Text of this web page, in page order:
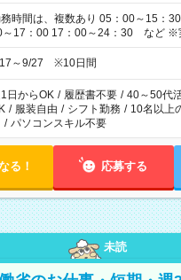
時間は、複数あり 05：00～15：
～17：00 17：00～24：30 など ※
す。 【休憩】60分+他休憩あり 交替で取得します。
面に配慮しこまめな休憩があります
～9/27 ※10日間
日からOK / 履歴書不要 / 40～50代
/ 服装自由 / シフト勤務 / 10名以上
/ パソコンスキル不要
る！ 応募する
未読